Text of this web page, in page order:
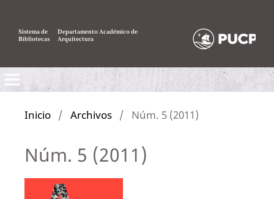
Sistema de
Bibliotecas
Departamento Académico de
Arquitectura
Inicio / Archivos / Núm. 5 (2011)
Núm. 5 (2011)